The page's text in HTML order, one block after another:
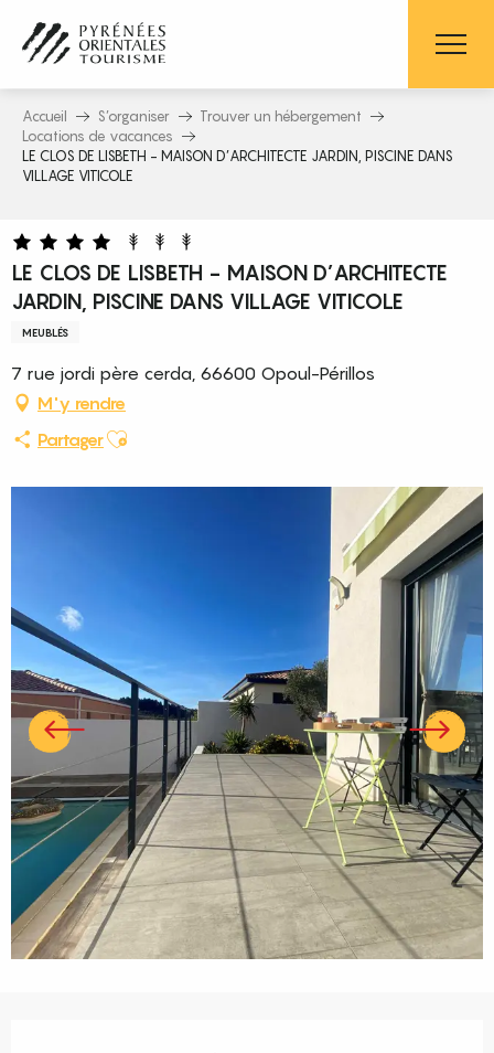
contenu
principal
Accueil S’organiser
Trouver un hébergement
Locations de vacances
LE CLOS DE LISBETH - MAISON D’ARCHITECTE JARDIN, PISCINE DANS
VILLAGE VITICOLE
LE CLOS DE LISBETH - MAISON D’ARCHITECTE
JARDIN, PISCINE DANS VILLAGE VITICOLE
MEUBLÉS
7 rue jordi père cerda, 66600 Opoul-Périllos
M'y rendre
PartagerAjouter aux favoris